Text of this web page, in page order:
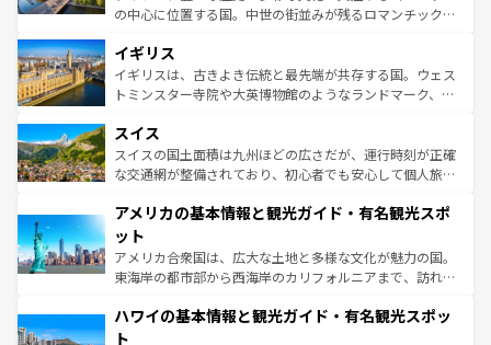
れ、フランス料理はユネスコ無形文化遺産にも登録されて
香り高いラベンダー畑など、多彩な楽しみ方が可能だ。さ
らに、パリ以外の地域にも魅力が溢れており、どの街角に
も豊かな歴史と文化が息づいている。パリ以外の個性あふ
を参照してほしい。
の中心に位置する国。中世の街並みが残るロマンチック街
顔を持つこの国は、どこを歩いても飽きることがない。ベ
ルリンの文化的活気、バイエルン州のアルプスの絶景、そ
してライン川沿いのワイン畑といった風景は必見。ビール
は、お酒好きな人にはぜひ体験してほしい。 なお、新着の
ドイツ情報はコンテンツ一覧を参照してほしい。
イギリス
イギリスは、古きよき伝統と最先端が共存する国。ウェス
トミンスター寺院や大英博物館のようなランドマーク、歴
リアごとに異なる魅力がある。また、優雅なアフタヌーン
ティー、ビール好きにはたまらない英国パブ、サッカー観
戦など、本場だからこそできる体験も豊富。イギリスを旅
ンツ一覧を参照してほしい。
スイス
スイスの国土面積は九州ほどの広さだが、運行時刻が正確
な交通網が整備されており、初心者でも安心して個人旅行
の建物がそのまま残る町や、スイスならではのユニークな
博物館もあり、アルプス観光だけでなく町歩きも満喫する
ことができる。国民の所得が高いため物価も高いが、旅行
者向けの交通パス提供のサービスもあり、うまく活用すれ
着のスイス情報はコンテンツ一覧を参照してほしい。
アメリカの基本情報と観光ガイド・有名観光スポ
ット
アメリカ合衆国は、広大な土地と多様な文化が魅力の国。
東海岸の都市部から西海岸のカリフォルニアまで、訪れる
のような巨大都市は、観光、ショッピング、エンターテイ
ンメントが詰まった刺激的なスポットだ。一方、アメリカ
ハワイの基本情報と観光ガイド・有名観光スポッ
ト